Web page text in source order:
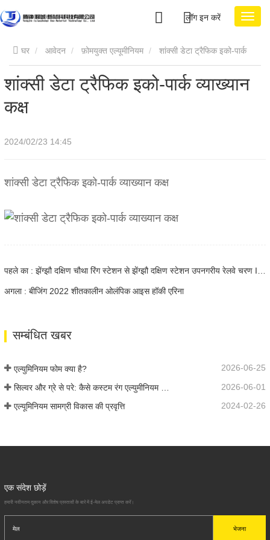
लॉग इन करें
घर आवेदन फ़ोमयुक्त एल्यूमीनियम
व्याख्यान कक्ष
शांक्सी डेटा ट्रैफिक इको-पार्क व्याख्यान
कक्ष
2024/02/23 14:45
शांक्सी डेटा ट्रैफिक इको-पार्क व्याख्यान कक्ष
पहले का : झेंग्झौ दक्षिण चौथा रिंग स्टेशन से झेंग्झौ दक्षिण स्टेशन उपनगरीय रेलवे चरण I परियोजना
अगला : बीजिंग 2022 शीतकालीन ओलंपिक आइस हॉकी एरिना
सम्बंधित खबर
एल्युमिनियम फोम क्या है? 2026-06-25
2026-06-01
एल्यूमिनियम सामग्री विकास की प्रवृत्ति 2024-02-26
एक संदेश छोड़ें
हमारी नवीनतम दुकान और विशेष प्रस्तावों के बारे में ई-मेल अपडेट प्राप्त करें।
भेजना